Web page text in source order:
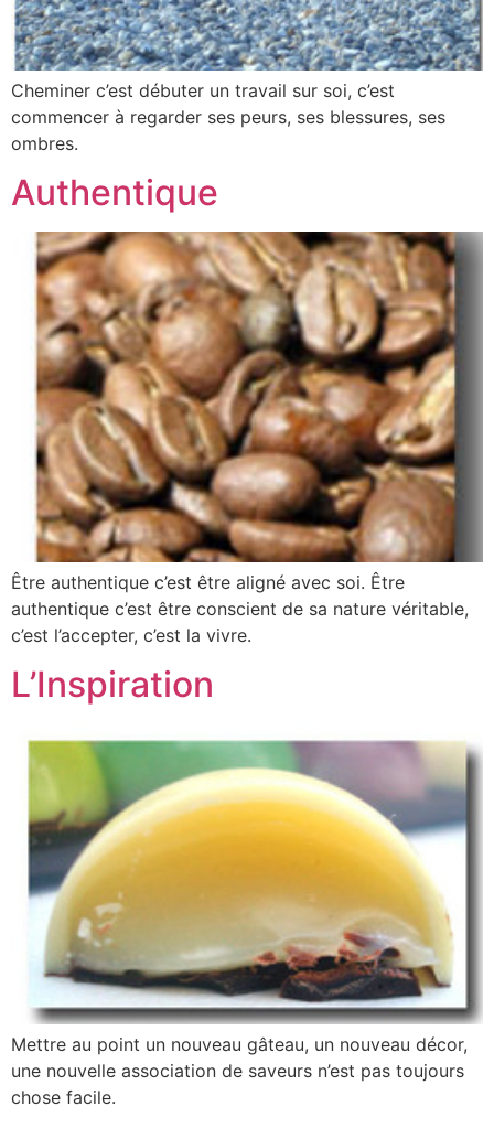
Cheminer c’est débuter un travail sur soi, c’est
commencer à regarder ses peurs, ses blessures, ses
ombres.
Authentique
Être authentique c’est être aligné avec soi. Être
authentique c’est être conscient de sa nature véritable,
c’est l’accepter, c’est la vivre.
L’Inspiration
Mettre au point un nouveau gâteau, un nouveau décor,
une nouvelle association de saveurs n’est pas toujours
chose facile.